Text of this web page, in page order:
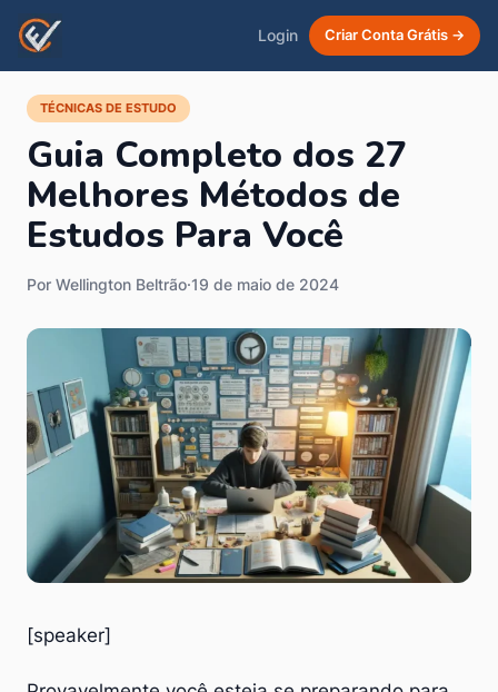
Login Criar Conta Grátis →
TÉCNICAS DE ESTUDO
Guia Completo dos 27
Melhores Métodos de
Estudos Para Você
Por Wellington Beltrão·19 de maio de 2024
[speaker]